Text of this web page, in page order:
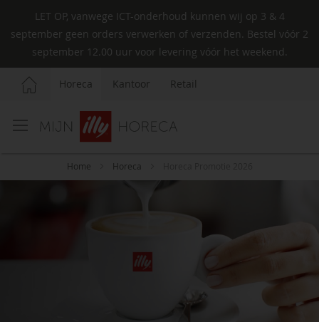
LET OP, vanwege ICT-onderhoud kunnen wij op 3 & 4
september geen orders verwerken of verzenden. Bestel vóór 2
september 12.00 uur voor levering vóór het weekend.
Horeca Kantoor
Retail
Home Horeca